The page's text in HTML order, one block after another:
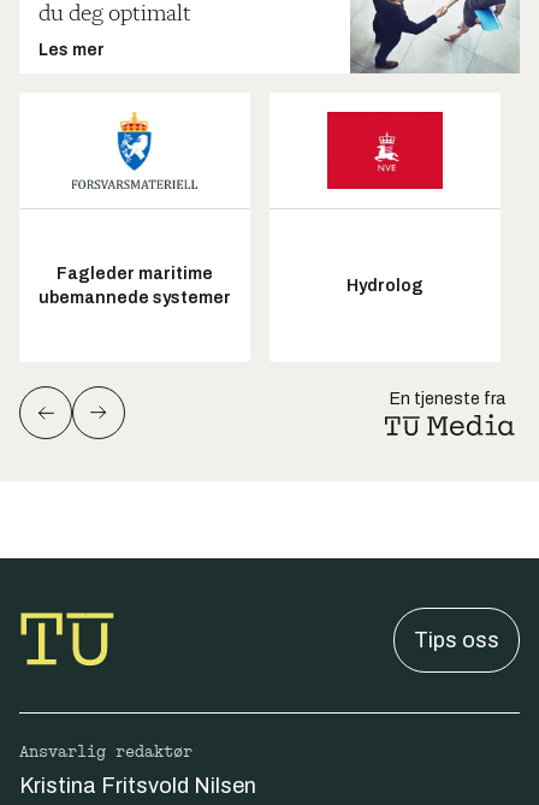
du deg optimalt
Les mer
Fagleder maritime
ubemannede systemer
Hydrolog
En tjeneste fra
Tips oss
Ansvarlig redaktør
Kristina Fritsvold Nilsen